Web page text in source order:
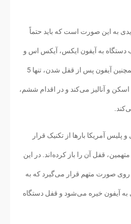
به این صورت است که باید حتماً
دستگاه به آیفون ایکس، آیکس اس و
ایکس اس مکس نگاه کند. همچنین آیفون پس از قفل شدن، تنها 5
و آنالیز می‌کند و در اقدام ششم،
پلیس آمریکا بارها از تکنیک قرار
قفل آن را باز کرده‌اند. در این
روی صورت متهم قرار می‌گیرد که به
به آیفون خیره می‌شود و قفل دستگاه